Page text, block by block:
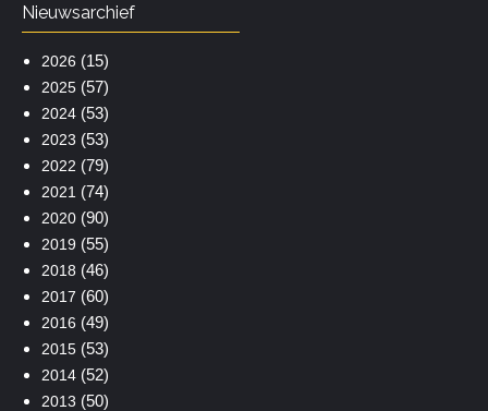
Nieuwsarchief
2026 (15)
2025(57)
2024(53)
2023 (53)
2022 (79)
2021 (74)
2020(90)
2019 (55)
2018 (46)
2017 (60)
2016 (49)
2015(53)
2014(52)
2013 (50)